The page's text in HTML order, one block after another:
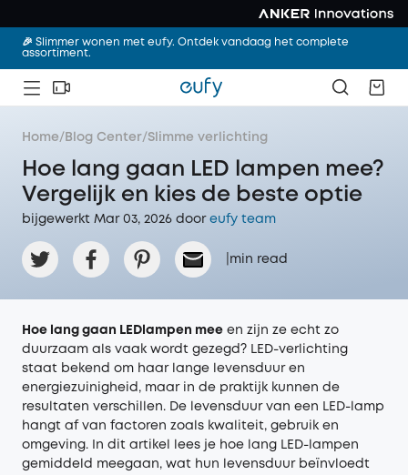
🎉 Slimmer wonen met eufy. Ontdek vandaag het complete
assortiment.
Home/ Blog Center/Slimme verlichting
Hoe lang gaan LED lampen mee?
Vergelijk en kies de beste optie
bijgewerkt Mar 03, 2026 door‌ eufy team
min read
Hoe lang gaan LED lampen mee en zijn ze echt zo
duurzaam als vaak wordt gezegd? LED-verlichting
staat bekend om haar lange levensduur en
energiezuinigheid, maar in de praktijk kunnen de
resultaten verschillen. De levensduur van een LED-lamp
hangt af van factoren zoals kwaliteit, gebruik en
omgeving. In dit artikel lees je hoe lang LED-lampen
gemiddeld meegaan, wat hun levensduur beïnvloedt